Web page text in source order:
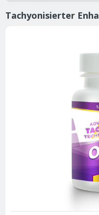
Tachyonisierter